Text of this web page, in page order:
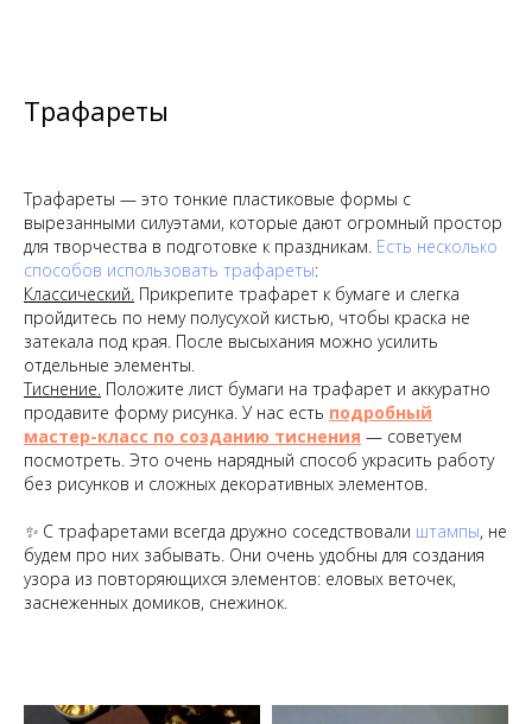
Трафареты
Трафареты — это тонкие пластиковые формы с
вырезанными силуэтами, которые дают огромный простор
для творчества в подготовке к праздникам. Есть несколько
способов использовать трафареты:
Классический. Прикрепите трафарет к бумаге и слегка
пройдитесь по нему полусухой кистью, чтобы краска не
затекала под края. После высыхания можно усилить
отдельные элементы.
Тиснение. Положите лист бумаги на трафарет и аккуратно
продавите форму рисунка. У нас есть подробный
мастер-класс по созданию тиснения — советуем
посмотреть. Это очень нарядный способ украсить работу
без рисунков и сложных декоративных элементов.
✨ С трафаретами всегда дружно соседствовали штампы, не
будем про них забывать. Они очень удобны для создания
узора из повторяющихся элементов: еловых веточек,
заснеженных домиков, снежинок.